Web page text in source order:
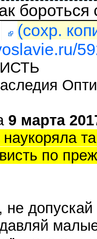
бороться
(сохр.
9 марта
по
не